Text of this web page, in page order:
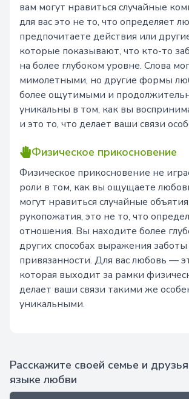
вам могут нравиться случайные
для вас это не то, что определяет
предпочитаете действия или
которые показывают, что кто-то
на более глубоком уровне. Слова
мимолетными, но другие формы
более ощутимыми и
уникальны в том, как вы
и это то, что делает ваши связи
Физическое прикосновение
Физическое прикосновение не
роли в том, как вы ощущаете
могут нравиться случайные
рукопожатия, это не то, что
отношения. Вы находите более
других способах выражения
привязанности. Для вас любовь —
которая выходит за рамки
делает ваши связи такими же
уникальными.
Расскажите своей семье и
языке любви